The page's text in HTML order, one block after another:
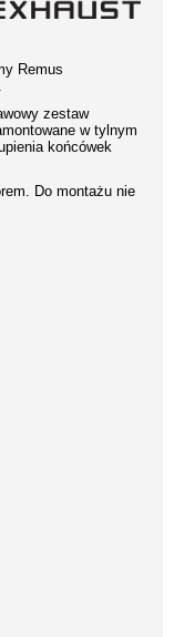
Remus
zestaw
w tylnym
końcówek
Do montażu nie